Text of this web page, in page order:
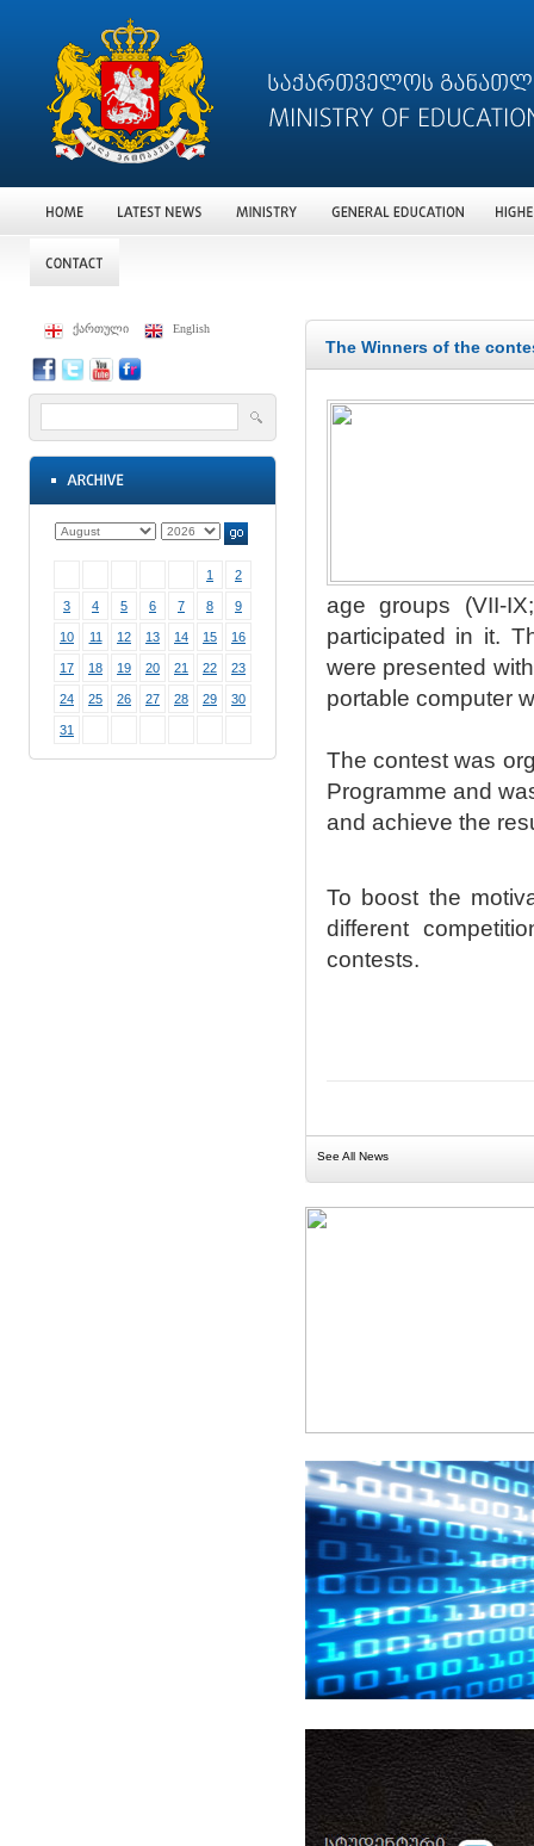
ქართული English
1 2
3 4 5 6 7 8 9
10 11 12 13 14 15 16
17 18 19 20 21 22 23
24 25 26 27 28 29 30
31
The Winners of the
age groups (VII-
participated in it.
were presented
portable computer
The contest was
Programme and
and achieve the
To boost the
different
contests.
See All News